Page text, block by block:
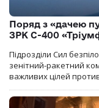
Поряд з «дачею
ЗРК С-400
Підрозділи Сил
зенітний-ракетний
важливих цілей